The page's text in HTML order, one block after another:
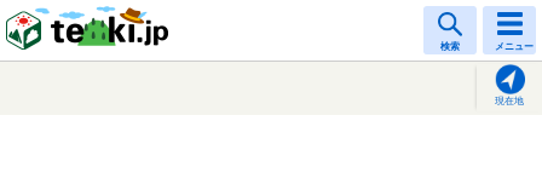
検索 メニュー
現在地